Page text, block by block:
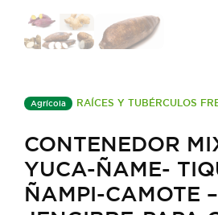
Agrícola RAÍCES Y TUBÉRCULOS
CONTENEDOR
YUCA-ÑAME-
ÑAMPI-CAMOTE –